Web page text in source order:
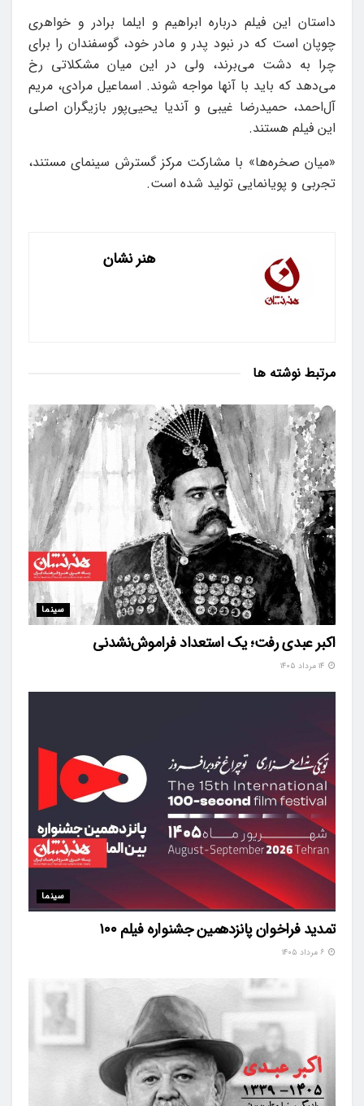
داستان این فیلم درباره ابراهیم و ایلما برادر و خواهری
چوپان است که در نبود پدر و مادر خود، گوسفندان را برای
چرا به دشت می‌برند، ولی در این میان مشکلاتی رخ
می‌دهد که باید با آنها مواجه شوند. اسماعیل مرادی، مریم
آل‌احمد، حمیدرضا غیبی و آندیا یحیی‌پور بازیگران اصلی
این فیلم هستند.
«میان صخره‌ها» با مشارکت مرکز گسترش سینمای مستند،
تجربی و پویانمایی تولید شده است.
هنر نشان
مرتبط نوشته ها
سینما
اکبر عبدی رفت؛ یک استعداد فراموش‌نشدنی
سینما
تمدید فراخوان پانزدهمین جشنواره فیلم ۱۰۰